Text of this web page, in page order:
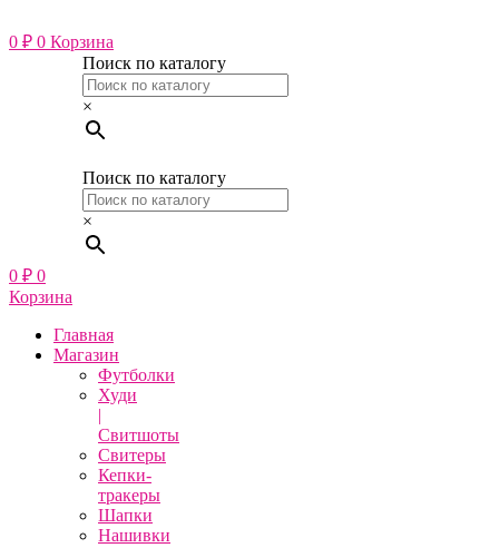
к
содержимому
0 ₽ 0 Корзина
Поиск по каталогу
×
Поиск по каталогу
×
0 ₽ 0
Корзина
Главная
Магазин
Футболки
Худи
|
Свитшоты
Свитеры
Кепки-
тракеры
Шапки
Нашивки